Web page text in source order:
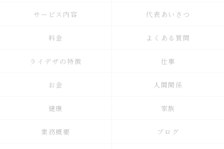
サービス内容 代表あいさつ
料金 よくある質問
ライデザの特徴 仕事
お金 人間関係
健康 家族
業務概要 ブログ